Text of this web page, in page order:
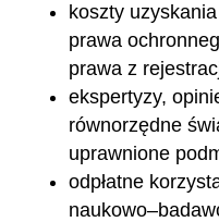
koszty
prawa
prawa z
ekspertyzy,
równorzędne
uprawnione
odpłatne